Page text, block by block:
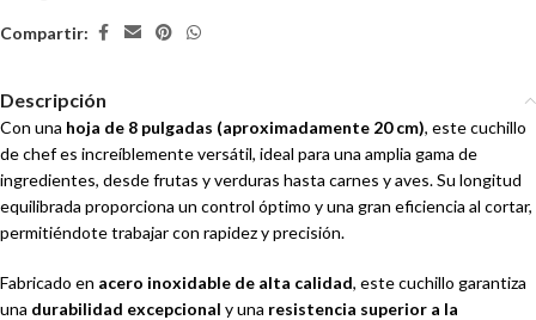
Compartir:
Descripción
Con una hoja de 8 pulgadas (aproximadamente 20 cm), este cuchillo
de chef es increíblemente versátil, ideal para una amplia gama de
ingredientes, desde frutas y verduras hasta carnes y aves. Su longitud
equilibrada proporciona un control óptimo y una gran eficiencia al cortar,
permitiéndote trabajar con rapidez y precisión.
Fabricado en acero inoxidable de alta calidad, este cuchillo garantiza
una durabilidad excepcional y una resistencia superior a la